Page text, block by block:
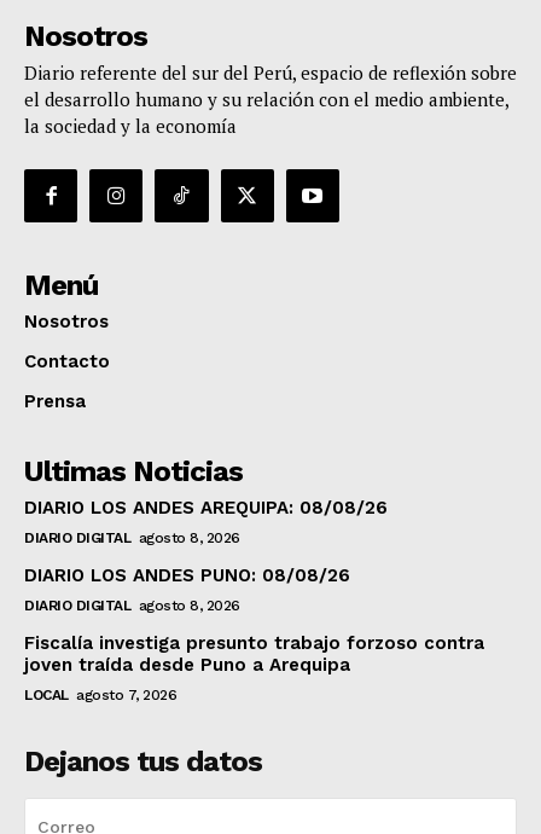
Nosotros
Diario referente del sur del Perú, espacio de reflexión sobre
el desarrollo humano y su relación con el medio ambiente,
la sociedad y la economía
Menú
Nosotros
Contacto
Prensa
Ultimas Noticias
DIARIO LOS ANDES AREQUIPA: 08/08/26
DIARIO DIGITAL agosto 8, 2026
DIARIO LOS ANDES PUNO: 08/08/26
DIARIO DIGITAL agosto 8, 2026
Fiscalía investiga presunto trabajo forzoso contra
joven traída desde Puno a Arequipa
LOCAL agosto 7, 2026
Dejanos tus datos